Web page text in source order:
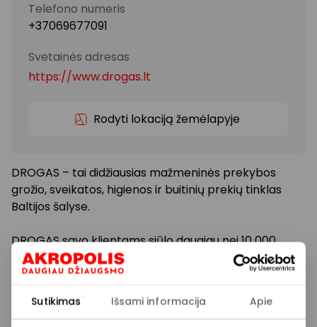
Sutikimas Išsami informacija Apie
Telefono numeris
+37069677091
Svetainės adresas
https://www.drogas.lt
Rodyti lokaciją žemėlapyje
DROGAS – tai didžiausias mažmeninės prekybos
grožio, sveikatos, higienos ir buitinių prekių tinklas
Baltijos šalyse.
DROGAS savo klientams siūlo daugiau nei 10 000
kasdienio naudojimo prekių: dekoratyvinės
kosmetikos, veido ir kūno priežiūros priemonių,
priemonių, asmens higienos, parfumerijos ir